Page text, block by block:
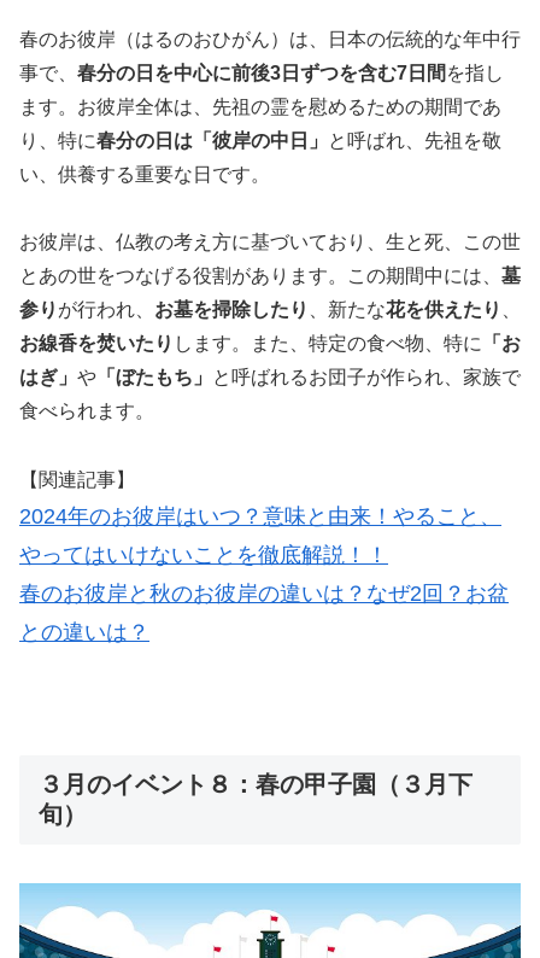
春のお彼岸（はるのおひがん）は、日本の伝統的な年中行
事で、 春分の日を中心に前後3日ずつを含む7日間 を指し
ます。お彼岸全体は、先祖の霊を慰めるための期間であ
り、特に春分の日は「彼岸の中日」
と呼ばれ、先祖を敬
い、供養する重要な日です。
お彼岸は、仏教の考え方に基づいており、生と死、この世
とあの世をつなげる役割があります。この期間中には、 墓
参り が行われ、 お墓を掃除したり 、新たな花を供えたり
お線香を焚いたり します。また、特定の食べ物、特に
「お
はぎ」 や 「ぼたもち」
と呼ばれるお団子が作られ、家族で
食べられます。
【関連記事】
2024年のお彼岸はいつ？意味と由来！やること、
やってはいけないことを徹底解説！！
春のお彼岸と秋のお彼岸の違いは？なぜ2回？お盆
との違いは？
３月のイベント８：春の甲子園（３月下
旬）